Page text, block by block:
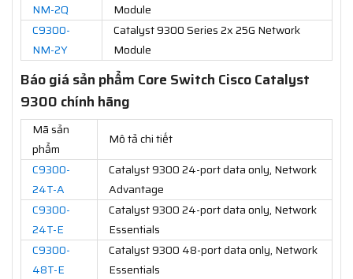
NM-2Q
Module
C9300-
NM-2Y
Catalyst 9300 Series 2x 25G Network
Module
Báo giá sản phẩm Core Switch Cisco Catalyst
9300 chính hãng
Mã sản
phẩm
Mô tả chi tiết
C9300-
24T-A
Catalyst 9300 24-port data only, Network
Advantage
C9300-
24T-E
Catalyst 9300 24-port data only, Network
Essentials
C9300-
48T-E
Catalyst 9300 48-port data only, Network
Essentials